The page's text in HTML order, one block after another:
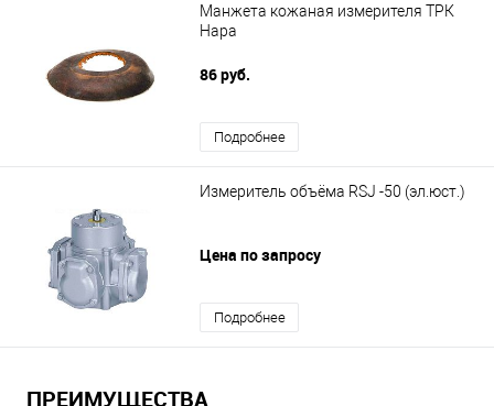
Манжета кожаная измерителя ТРК
Нара
86 руб.
Подробнее
Измеритель объёма RSJ -50 (эл.юст.)
Цена по запросу
Подробнее
ПРЕИМУЩЕСТВА